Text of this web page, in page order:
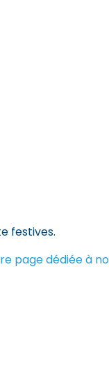
festives.
page dédiée à